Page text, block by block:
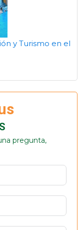
y Turismo en el
pregunta,